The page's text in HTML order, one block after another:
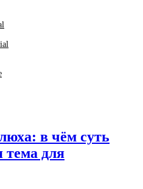
в чём суть
тема для